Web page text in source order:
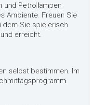
und Petrollampen
Ambiente. Freuen Sie
dem Sie spielerisch
erreicht.
selbst bestimmen. Im